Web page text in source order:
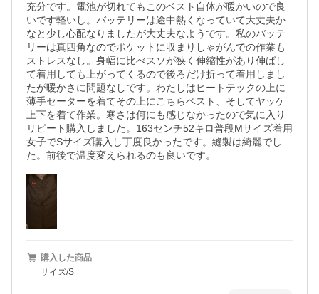
充分です。電池が切れてもこのベスト自体が暖かいので良
いです軽いし。バッテリーは途中熱くなっていて大丈夫か
なと少し心配なりましたが大丈夫なようです。私のバッテ
リーは真四角なのでポケットに収まりしゃがんでの作業も
ストレスなし。身幅に比べスソが狭く伸縮性があり伸ばし
て着用しても上がってくるので後ろだけ折って着用しまし
たが暖かさに問題なしです。わたしはヒートテックの上に
薄手セーターを着てその上にこちらベスト、そしてヤッケ
上下を着て作業。寒さは何にも感じなかったので気に入り
リピート購入しました。163センチ52キロ普段Mサイズ着用
女子でSサイズ購入し丁度良かったです。縫製は綺麗でし
た。前後で温度変えられるのも良いです。
購入した商品
サイズ/S